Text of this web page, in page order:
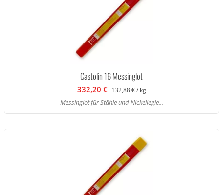
Castolin 16 Messinglot
332,20 € 132,88 € / kg
Messinglot für Stähle und Nickellegie...